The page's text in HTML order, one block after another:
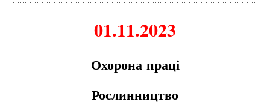
01.11.2023
Охоронапраці
Рослинництво